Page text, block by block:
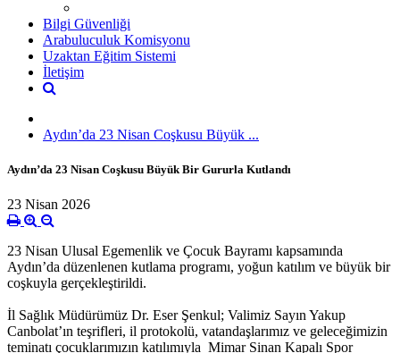
Bilgi Güvenliği
Arabuluculuk Komisyonu
Uzaktan Eğitim Sistemi
İletişim
Aydın’da 23 Nisan Coşkusu Büyük ...
Aydın’da 23 Nisan Coşkusu Büyük Bir Gururla Kutlandı
23 Nisan 2026
23 Nisan Ulusal Egemenlik ve Çocuk Bayramı kapsamında
Aydın’da düzenlenen kutlama programı, yoğun katılım ve büyük bir
coşkuyla gerçekleştirildi.
İl Sağlık Müdürümüz Dr. Eser Şenkul; Valimiz Sayın Yakup
Canbolat’ın teşrifleri, il protokolü, vatandaşlarımız ve geleceğimizin
teminatı çocuklarımızın katılımıyla Mimar Sinan Kapalı Spor